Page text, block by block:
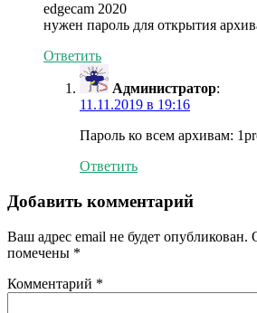
edgecam 2020
нужен пароль для открытия
Ответить
Администратор:
11.11.2019 в 19:16
Пароль ко всем архивам:
Ответить
Добавить комментарий
Ваш адрес email не будет опубликован.
помечены *
Комментарий *